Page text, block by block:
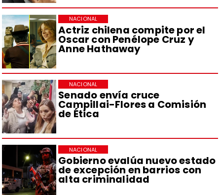
Actriz chilena compite por el
Oscar con Penélope Cruz y
Anne Hathaway
NACIONAL
Senado envía cruce
Campillai-Flores a Comisión
de Ética
NACIONAL
Gobierno evalúa nuevo estado
de excepción en barrios con
alta criminalidad
NACIONAL